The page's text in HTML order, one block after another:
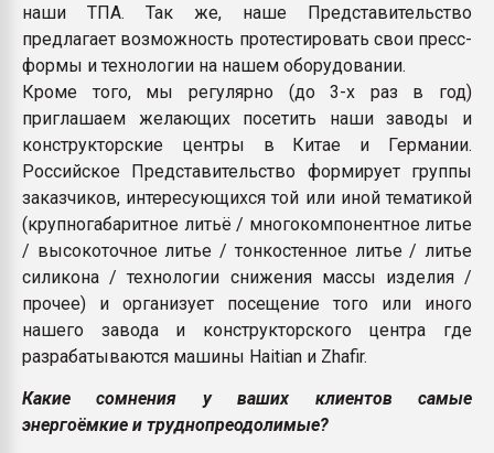
наши ТПА. Так же, наше Представительство
предлагает возможность протестировать свои пресс-
формы и технологии на нашем оборудовании.
Кроме того, мы регулярно (до 3-х раз в год)
приглашаем желающих посетить наши заводы и
конструкторские центры в Китае и Германии.
Российское Представительство формирует группы
заказчиков, интересующихся той или иной тематикой
(крупногабаритное литьё / многокомпонентное литье
/ высокоточное литье / тонкостенное литье / литье
силикона / технологии снижения массы изделия /
прочее) и организует посещение того или иного
нашего завода и конструкторского центра где
разрабатываются машины Haitian и Zhafir.
Какие сомнения у ваших клиентов самые
энергоёмкие и труднопреодолимые?